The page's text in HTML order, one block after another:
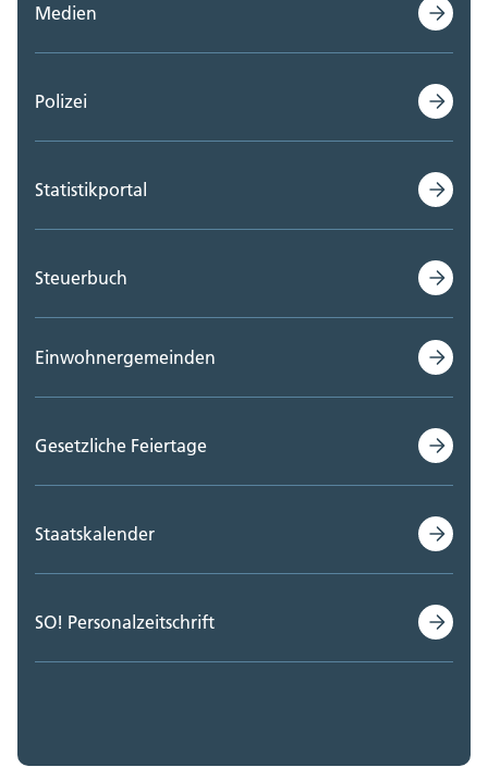
Medien
Polizei
Statistikportal
Steuerbuch
Einwohnergemeinden
Gesetzliche Feiertage
Staatskalender
SO! Personalzeitschrift